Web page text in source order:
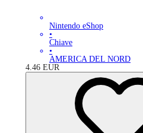
Nintendo eShop
•
Chiave
•
AMERICA DEL NORD
4.46 EUR